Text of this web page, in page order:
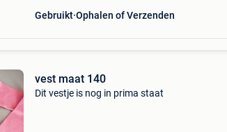
Gebruikt Ophalen of Verzenden
vest maat 140
Dit vestje is nog in prima staat